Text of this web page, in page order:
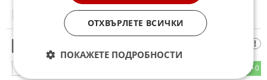
11.02.2013
0
ОТХВЪРЛЕТЕ ВСИЧКИ
ПОКАЖЕТЕ ПОДРОБНОСТИ